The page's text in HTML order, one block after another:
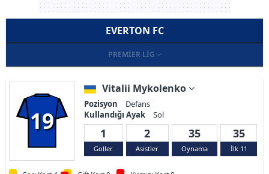
EVERTON FC
PREMIER LIG
19
Vitalii Mykolenko
Pozisyon
Defans
Kullandığı Ayak
Sol
1
Goller
2
Asistler
35
Oynama
35
İlk 11